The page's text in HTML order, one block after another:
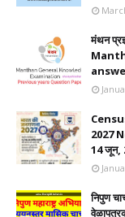
मंथन
2027
14 जून,
निपुण